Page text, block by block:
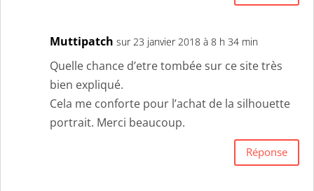
Muttipatch sur 23 janvier 2018 à 8 h 34 min
Quelle chance d’etre tombée sur ce site très
bien expliqué.
Cela me conforte pour l’achat de la silhouette
portrait. Merci beaucoup.
Réponse